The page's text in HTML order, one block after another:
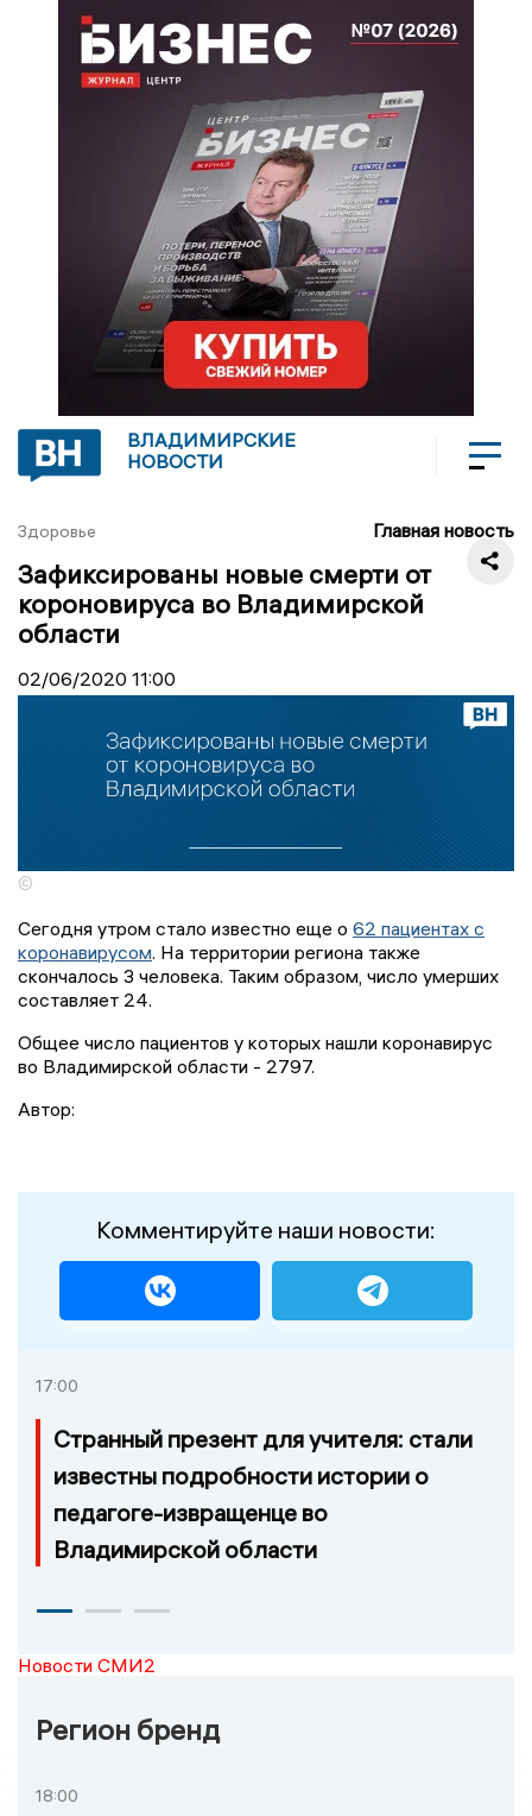
ВЛАДИМИРСКИЕ
НОВОСТИ
Здоровье Главная новость
Зафиксированы новые смерти от
короновируса во Владимирской
области
02/06/2020 11:00
©
Сегодня утром стало известно еще о 62 пациентах с
коронавирусом. На территории региона также
скончалось 3 человека. Таким образом, число умерших
составляет 24.
Общее число пациентов у которых нашли коронавирус
во Владимирской области - 2797.
Автор:
Комментируйте наши новости:
17:00
Странный презент для учителя: стали
известны подробности истории о
педагоге-извращенце во
Владимирской области
Новости СМИ2
Регион бренд
18:00